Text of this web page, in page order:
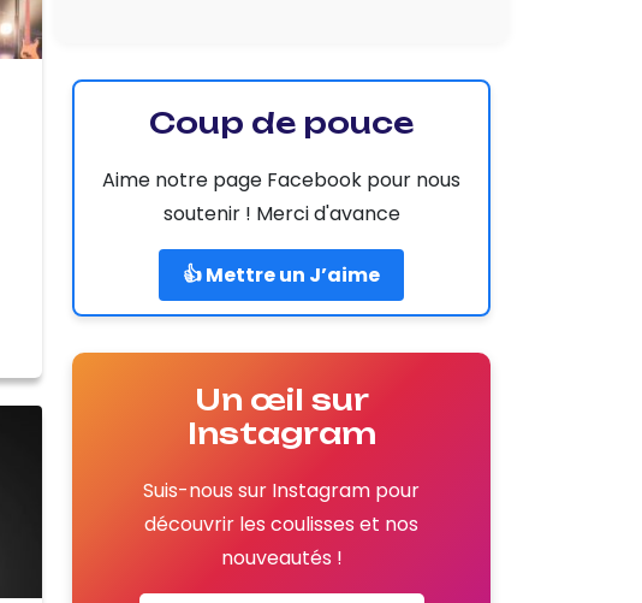
Coup de pouce
Aime notre page Facebook pour nous
soutenir ! Merci d'avance
👍 Mettre un J’aime
Un œil sur
Instagram
Suis-nous sur Instagram pour
découvrir les coulisses et nos
nouveautés !